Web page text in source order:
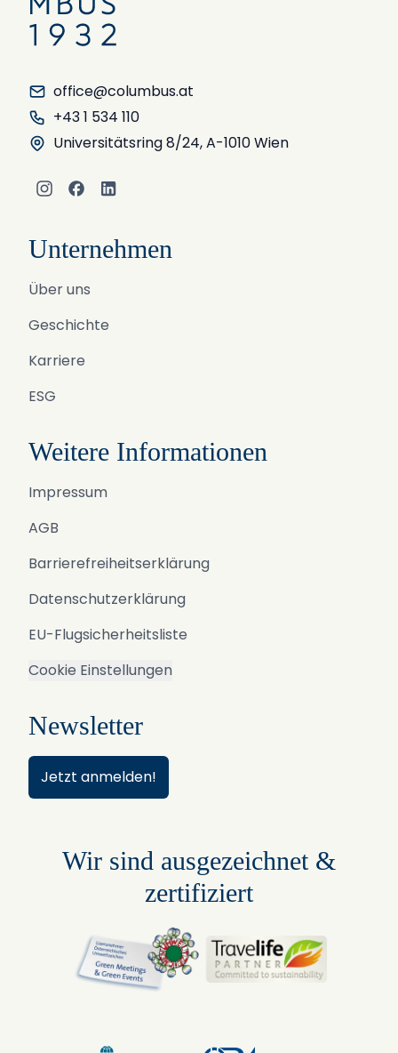
office@columbus.at
+43 1 534 110
Universitätsring 8/24, A-1010 Wien
Instagram
Facebook
LinkedIn
Unternehmen
Über uns
Geschichte
Karriere
ESG
Weitere Informationen
Impressum
AGB
Barrierefreiheitserklärung
Datenschutzerklärung
EU-Flugsicherheitsliste
Cookie Einstellungen
Newsletter
Jetzt anmelden!
Wir sind ausgezeichnet &
zertifiziert